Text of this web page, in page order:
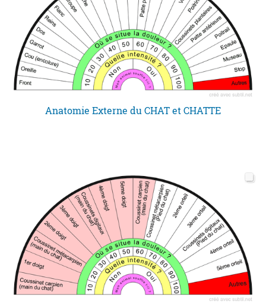
Anatomie Externe du CHAT et CHATTE